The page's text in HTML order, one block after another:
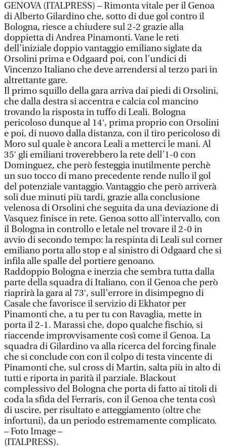
GENOVA (ITALPRESS) – Rimonta vitale per il Genoa
di Alberto Gilardino che, sotto di due gol contro il
Bologna, riesce a chiudere sul 2-2 grazie alla
doppietta di Andrea Pinamonti. Vane le reti
dell’iniziale doppio vantaggio emiliano siglate da
Orsolini prima e Odgaard poi, con l’undici di
Vincenzo Italiano che deve arrendersi al terzo pari in
altrettante gare.
Il primo squillo della gara arriva dai piedi di Orsolini,
che dalla destra si accentra e calcia col mancino
trovando la risposta in tuffo di Leali. Bologna
pericoloso dunque al 14′, prima proprio con Orsolini
e poi, di nuovo dalla distanza, con il tiro pericoloso di
Moro sul quale è ancora Leali a metterci le mani. Al
35′ gli emiliani troverebbero la rete dell’1-0 con
Dominguez, che però festeggia inutilmente perchè
un suo tocco di mano precedente rende nullo il gol
del potenziale vantaggio. Vantaggio che però arriverà
soli due minuti più tardi, grazie alla conclusione
velenosa di Orsolini che seguita da una deviazione di
Vasquez finisce in rete. Genoa sotto all’intervallo, con
il Bologna in controllo e letale nel trovare il 2-0 in
avvio di secondo tempo: la respinta di Leali sul corner
emiliano porta allo stop e al sinistro di Odgaard che si
infila alle spalle del portiere genoano.
Raddoppio Bologna e inerzia che sembra tutta dalla
parte della squadra di Italiano, con il Genoa che però
riaprirà la gara al 73′, sull’errore in disimpegno di
Casale che favorisce il servizio di Ekhator per
Pinamonti che, a tu per tu con Ravaglia, mette in
porta il 2-1. Marassi che, dopo qualche fischio, si
riaccende improvvisamente così come il Genoa. La
squadra di Gilardino va alla ricerca del forcing finale
che si conclude con con il colpo di testa vincente di
Pinamonti che, sul cross di Martin, salta più in alto di
tutti e riporta in parità il parziale. Blackout
complessivo del Bologna che porta di fatto ai titoli di
coda la sfida del Ferraris, con il Genoa che tenta così
di uscire, per risultato e atteggiamento (oltre che
infortuni), da un periodo estremamente complicato.
– Foto Image –
(ITALPRESS).